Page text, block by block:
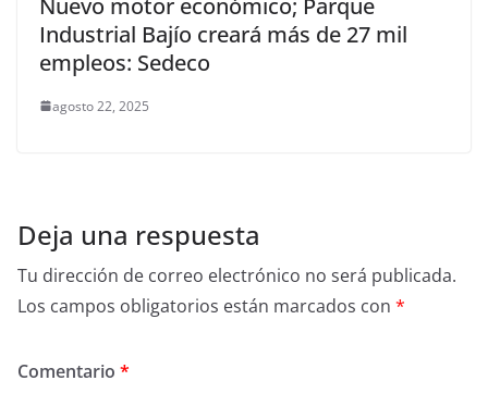
Nuevo motor económico; Parque
Industrial Bajío creará más de 27 mil
empleos: Sedeco
agosto 22, 2025
Deja una respuesta
Tu dirección de correo electrónico no será publicada.
Los campos obligatorios están marcados con *
Comentario *